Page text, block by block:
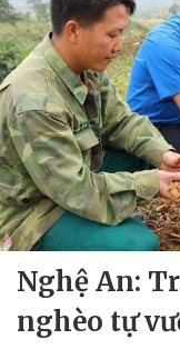
Nghệ An:
nghèo tự